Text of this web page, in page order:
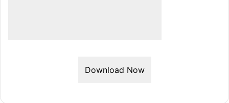
Download Now